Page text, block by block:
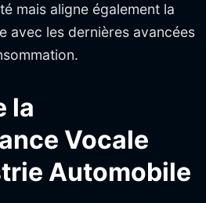
mais aligne également la
avec les dernières avancées
la
Vocale
Automobile